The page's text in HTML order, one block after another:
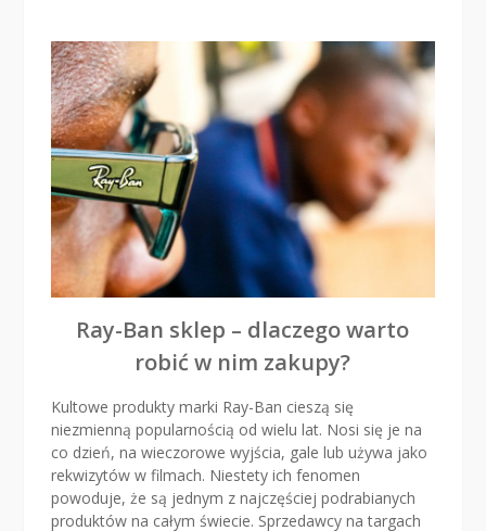
Ray-Ban sklep – dlaczego warto
robić w nim zakupy?
Kultowe produkty marki Ray-Ban cieszą się
niezmienną popularnością od wielu lat. Nosi się je na
co dzień, na wieczorowe wyjścia, gale lub używa jako
rekwizytów w filmach. Niestety ich fenomen
powoduje, że są jednym z najczęściej podrabianych
produktów na całym świecie. Sprzedawcy na targach